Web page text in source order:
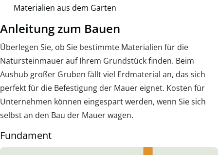
Materialien aus dem Garten
Anleitung zum Bauen
Überlegen Sie, ob Sie bestimmte Materialien für die
Natursteinmauer auf Ihrem Grundstück finden. Beim
Aushub großer Gruben fällt viel Erdmaterial an, das sich
perfekt für die Befestigung der Mauer eignet. Kosten für
Unternehmen können eingespart werden, wenn Sie sich
selbst an den Bau der Mauer wagen.
Fundament